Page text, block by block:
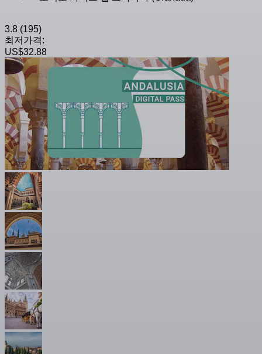
3.8 (195)
최저가격:
US$32.88